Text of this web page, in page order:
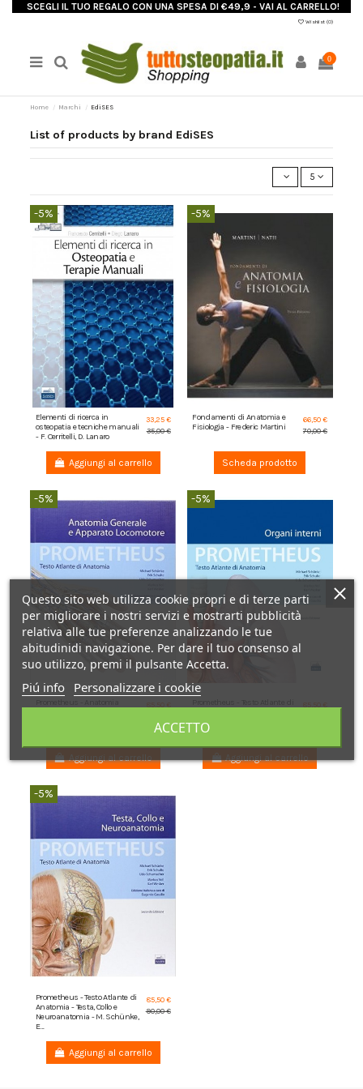
SCEGLI IL TUO REGALO CON UNA SPESA DI €49,9 - VAI AL CARRELLO!
Wishlist (0)
0
Home Marchi EdiSES
List of products by brand EdiSES
5
-5%
Elementi di ricerca in
osteopatia e tecniche manuali
- F. Cerritelli, D. Lanaro
33,25 €
35,00 €
Aggiungi al carrello
-5%
Fondamenti di Anatomia e
Fisiologia - Frederic Martini
66,50 €
70,00 €
Scheda prodotto
-5%
85,50 €
Aggiungi al carrello
-5%
Schünke, E. Schulte, U....
85,50 €
Aggiungi al carrello
-5%
Prometheus - Testo Atlante di
Anatomia - Testa, Collo e
Neuroanatomia - M. Schünke,
E....
85,50 €
90,00 €
Aggiungi al carrello
Questo sito web utilizza cookie propri e di terze parti
per migliorare i nostri servizi e mostrarti pubblicità
relativa alle tue preferenze analizzando le tue
abitudinidi navigazione. Per dare il tuo consenso al
suo utilizzo, premi il pulsante Accetta.
Piú info Personalizzare i cookie
ACCETTO